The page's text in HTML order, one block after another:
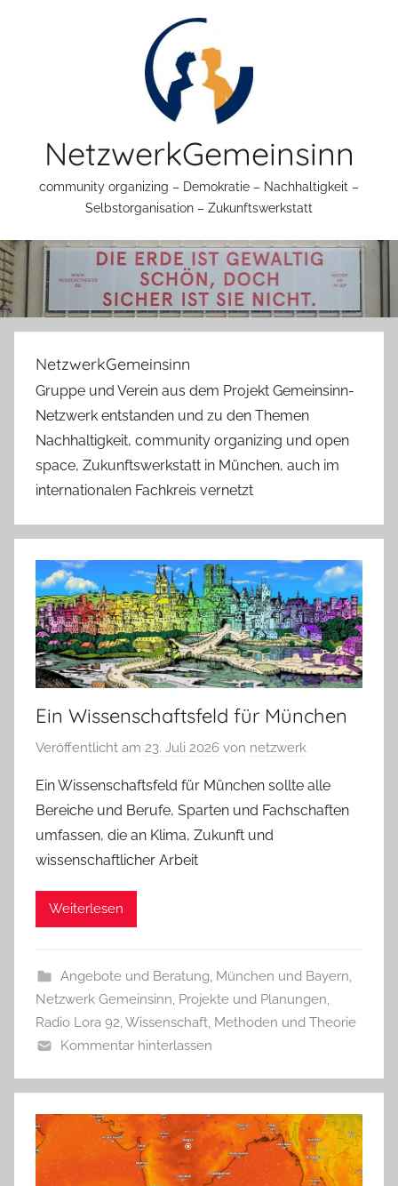
NetzwerkGemeinsinn
community organizing – Demokratie – Nachhaltigkeit –
Selbstorganisation – Zukunftswerkstatt
NetzwerkGemeinsinn
Gruppe und Verein aus dem Projekt Gemeinsinn-
Netzwerk entstanden und zu den Themen
Nachhaltigkeit, community organizing und open
space, Zukunftswerkstatt in München, auch im
internationalen Fachkreis vernetzt
Ein Wissenschaftsfeld für München
Veröffentlicht am 23. Juli 2026 von netzwerk
Ein Wissenschaftsfeld für München sollte alle
Bereiche und Berufe, Sparten und Fachschaften
umfassen, die an Klima, Zukunft und
wissenschaftlicher Arbeit
Weiterlesen
Angebote und Beratung, München und Bayern,
Netzwerk Gemeinsinn, Projekte und Planungen,
Radio Lora 92,Wissenschaft, Methoden und Theorie
Kommentar hinterlassen